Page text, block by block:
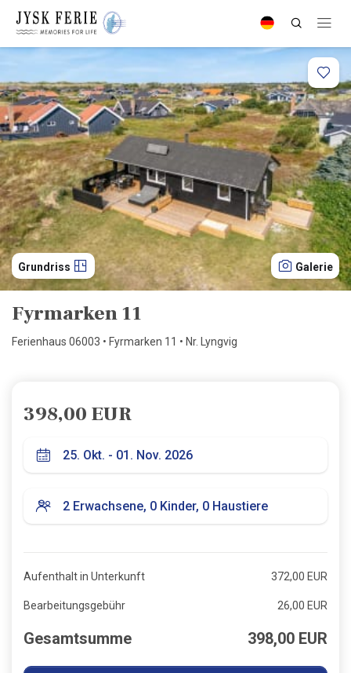
Grundriss Galerie
Fyrmarken 11
Ferienhaus 06003 • Fyrmarken 11 • Nr. Lyngvig
398,00 EUR
Aufenthalt in Unterkunft 372,00 EUR
Bearbeitungsgebühr 26,00 EUR
Gesamtsumme 398,00 EUR